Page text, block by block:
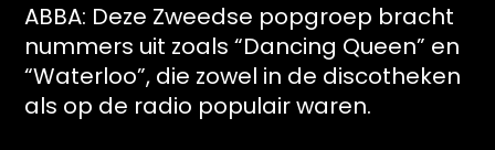
ABBA: Deze Zweedse popgroep bracht
nummers uit zoals “Dancing Queen” en
“Waterloo”, die zowel in de discotheken
als op de radio populair waren.